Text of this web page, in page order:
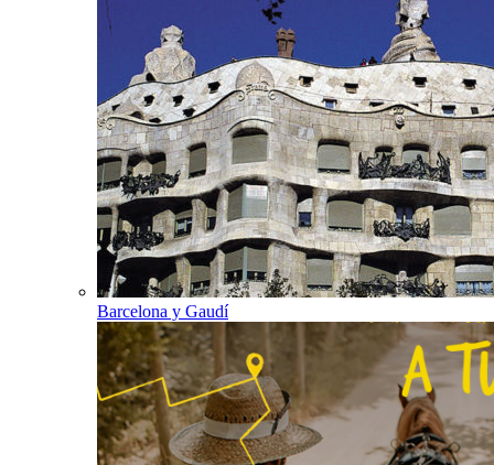
Barcelona y Gaudí